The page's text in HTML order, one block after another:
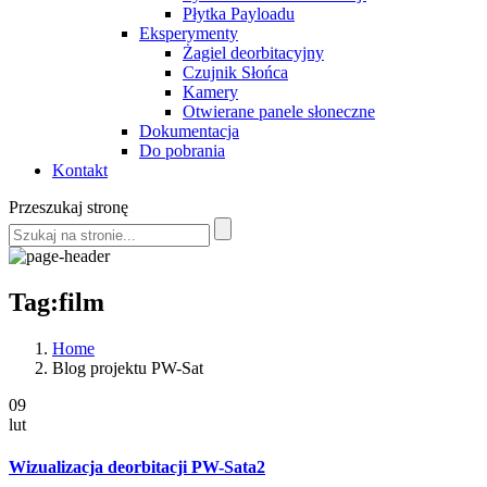
Płytka Payloadu
Eksperymenty
Żagiel deorbitacyjny
Czujnik Słońca
Kamery
Otwierane panele słoneczne
Dokumentacja
Do pobrania
Kontakt
Przeszukaj stronę
Tag:film
Home
Blog projektu PW-Sat
09
lut
Wizualizacja deorbitacji PW-Sata2